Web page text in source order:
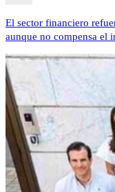
El sector financiero
aunque no compensa el